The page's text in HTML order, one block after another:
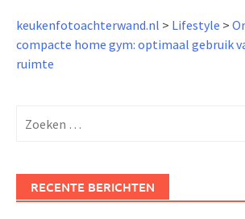
keukenfotoachterwand.nl > Lifestyle >
compacte home gym: optimaal gebruik
ruimte
naar:
RECENTE BERICHTEN